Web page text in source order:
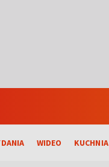
WIDEO KUCHNIA